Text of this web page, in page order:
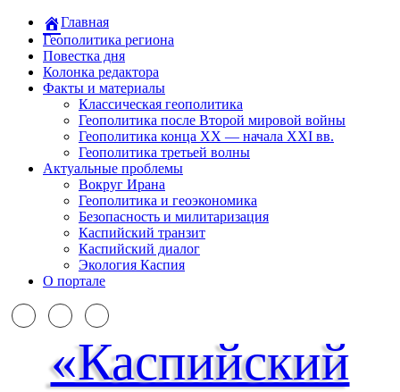
Главная
Геополитика региона
Повестка дня
Колонка редактора
Факты и материалы
Классическая геополитика
Геополитика после Второй мировой войны
Геополитика конца XX — начала XXI вв.
Геополитика третьей волны
Актуальные проблемы
Вокруг Ирана
Геополитика и геоэкономика
Безопасность и милитаризация
Каспийский транзит
Каспийский диалог
Экология Каспия
О портале
«Каспийский